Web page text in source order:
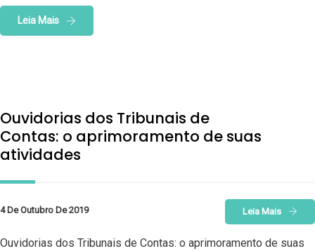
Leia Mais
Ouvidorias dos Tribunais de
Contas: o aprimoramento de suas
atividades
4 De Outubro De 2019 Leia Mais
Ouvidorias dos Tribunais de Contas: o aprimoramento de suas